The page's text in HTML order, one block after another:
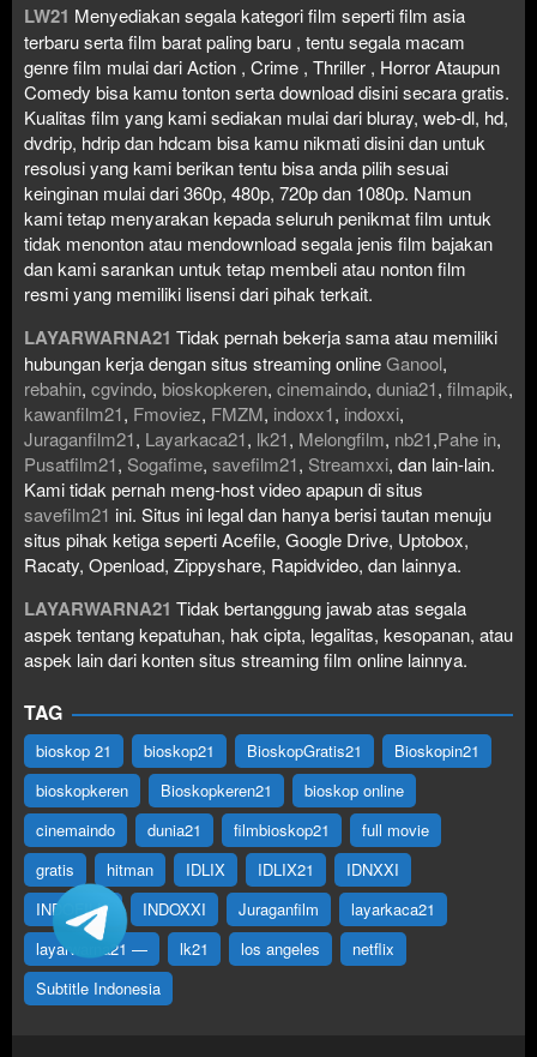
LW21 Menyediakan segala kategori film seperti film asia
terbaru serta film barat paling baru , tentu segala macam
genre film mulai dari Action , Crime , Thriller , Horror Ataupun
Comedy bisa kamu tonton serta download disini secara gratis.
Kualitas film yang kami sediakan mulai dari bluray, web-dl, hd,
dvdrip, hdrip dan hdcam bisa kamu nikmati disini dan untuk
resolusi yang kami berikan tentu bisa anda pilih sesuai
keinginan mulai dari 360p, 480p, 720p dan 1080p. Namun
kami tetap menyarakan kepada seluruh penikmat film untuk
tidak menonton atau mendownload segala jenis film bajakan
dan kami sarankan untuk tetap membeli atau nonton film
resmi yang memiliki lisensi dari pihak terkait.
LAYARWARNA21 Tidak pernah bekerja sama atau memiliki
hubungan kerja dengan situs streaming onlineGanool,
rebahin, cgvindo, bioskopkeren, cinemaindo, dunia21, filmapik,
kawanfilm21, Fmoviez, FMZM, indoxx1, indoxxi,
Juraganfilm21, Layarkaca21, lk21, Melongfilm, nb21,Pahe in,
Pusatfilm21, Sogafime, savefilm21, Streamxxi, dan lain-lain.
Kami tidak pernah meng-host video apapun di situs
savefilm21 ini. Situs ini legal dan hanya berisi tautan menuju
situs pihak ketiga seperti Acefile, Google Drive, Uptobox,
Racaty, Openload, Zippyshare, Rapidvideo, dan lainnya.
LAYARWARNA21 Tidak bertanggung jawab atas segala
aspek tentang kepatuhan, hak cipta, legalitas, kesopanan, atau
aspek lain dari konten situs streaming film online lainnya.
TAG
bioskop 21 bioskop21 BioskopGratis21
Bioskopin21
bioskopkeren
Bioskopkeren21
bioskop online
cinemaindo
dunia21 filmbioskop21
full movie
gratis
hitman IDLIX IDLIX21
IDNXXI
INDOFILM
INDOXXI Juraganfilm
layarkaca21
layarwarna21 —
lk21 los angeles
netflix
Subtitle Indonesia